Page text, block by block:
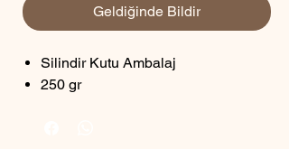
Geldiğinde Bildir
Silindir Kutu Ambalaj
250 gr